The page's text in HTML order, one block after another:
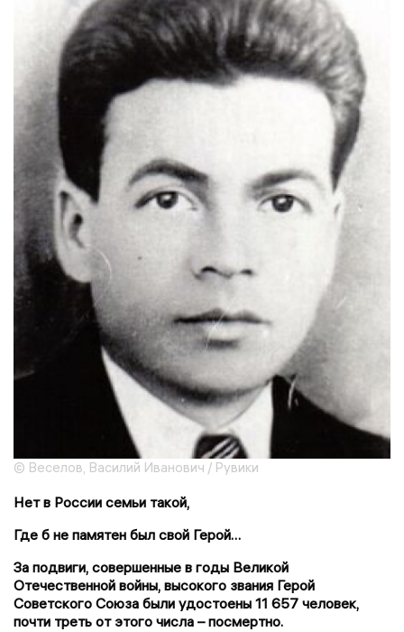
© Веселов, Василий Иванович / Рувики
Нет в России семьи такой,
Где б не памятен был свой Герой…
За подвиги, совершенные в годы Великой
Отечественной войны, высокого звания Герой
Советского Союза были удостоены 11 657 человек,
почти треть от этого числа – посмертно.